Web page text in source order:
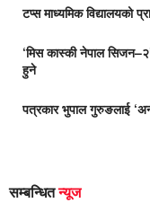
टप्स माध्यमिक विद्यालयको
‘मिस कास्की नेपाल
हुने
पत्रकार भुपाल गुरुङलाई
सम्बन्धितन्यूज